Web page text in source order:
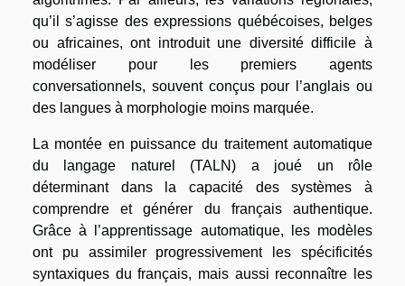
qu’il s’agisse des expressions québécoises, belges
ou africaines, ont introduit une diversité difficile à
modéliser pour les premiers agents
conversationnels, souvent conçus pour l’anglais ou
des langues à morphologie moins marquée.
La montée en puissance du traitement automatique
du langage naturel (TALN) a joué un rôle
déterminant dans la capacité des systèmes à
comprendre et générer du français authentique.
Grâce à l’apprentissage automatique, les modèles
ont pu assimiler progressivement les spécificités
syntaxiques du français, mais aussi reconnaître les